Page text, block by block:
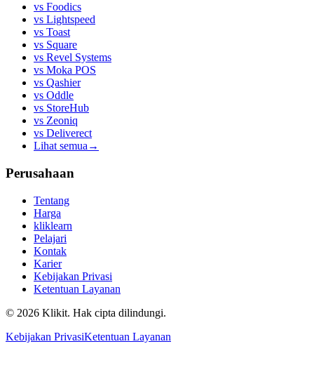
vs Foodics
vs Lightspeed
vs Toast
vs Square
vs Revel Systems
vs Moka POS
vs Qashier
vs Oddle
vs StoreHub
vs Zeoniq
vs Deliverect
Lihat semua →
Perusahaan
Tentang
Harga
kliklearn
Pelajari
Kontak
Karier
Kebijakan Privasi
Ketentuan Layanan
© 2026 Klikit. Hak cipta dilindungi.
Kebijakan PrivasiKetentuan Layanan